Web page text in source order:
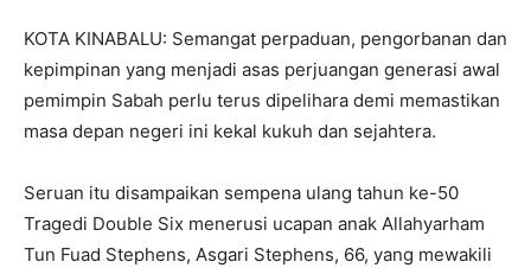
KOTA KINABALU: Semangat perpaduan, pengorbanan dan
kepimpinan yang menjadi asas perjuangan generasi awal
pemimpin Sabah perlu terus dipelihara demi memastikan
masa depan negeri ini kekal kukuh dan sejahtera.
Seruan itu disampaikan sempena ulang tahun ke-50
Tragedi Double Six menerusi ucapan anak Allahyarham
Tun Fuad Stephens, Asgari Stephens, 66, yang mewakili